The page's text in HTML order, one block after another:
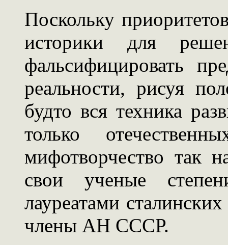
Поскольку
историки для
фальсифицировать
реальности, рисуя
будто вся техника
только
мифотворчество так
свои ученые
лауреатами
члены АН СССР.